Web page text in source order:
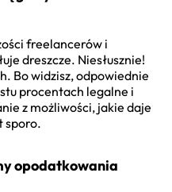
freelancerów i
dreszcze. Niesłusznie!
Bo widzisz, odpowiednie
procentach legalne i
z możliwości, jakie daje
sporo.
opodatkowania